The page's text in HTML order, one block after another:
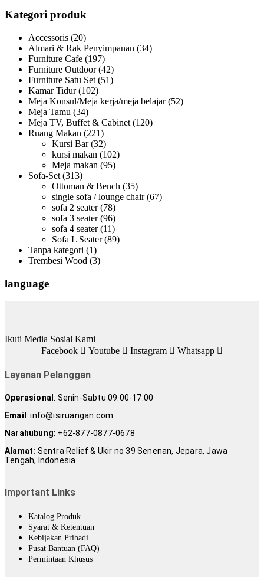
Kategori produk
Accessoris (20)
Almari & Rak Penyimpanan (34)
Furniture Cafe (197)
Furniture Outdoor (42)
Furniture Satu Set (51)
Kamar Tidur (102)
Meja Konsul/Meja kerja/meja belajar (52)
Meja Tamu (34)
Meja TV, Buffet & Cabinet (120)
Ruang Makan (221)
Kursi Bar (32)
kursi makan (102)
Meja makan (95)
Sofa-Set (313)
Ottoman & Bench (35)
single sofa / lounge chair (67)
sofa 2 seater (78)
sofa 3 seater (96)
sofa 4 seater (11)
Sofa L Seater (89)
Tanpa kategori (1)
Trembesi Wood (3)
language
Ikuti Media Sosial Kami
Facebook
Youtube Instagram Whatsapp
Layanan Pelanggan
Operasional: Senin-Sabtu 09:00-17:00
Email : info@isiruangan.com
Narahubung: +62-877-0877-0678
Alamat: Sentra Relief & Ukir no 39 Senenan, Jepara, Jawa
Tengah, Indonesia
Important Links
Katalog Produk
Syarat & Ketentuan
Kebijakan Pribadi
Pusat Bantuan (FAQ)
Permintaan Khusus